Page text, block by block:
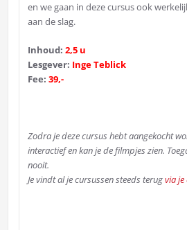
en we gaan in deze cursus ook
aan de slag.
Inhoud:2,5 u
Lesgever: Inge Teblick
Fee:39,-
Zodra je deze cursus hebt aangekocht
interactief en kan je de filmpjes zien.
nooit.
Je vindt al je cursussen steeds terugvia